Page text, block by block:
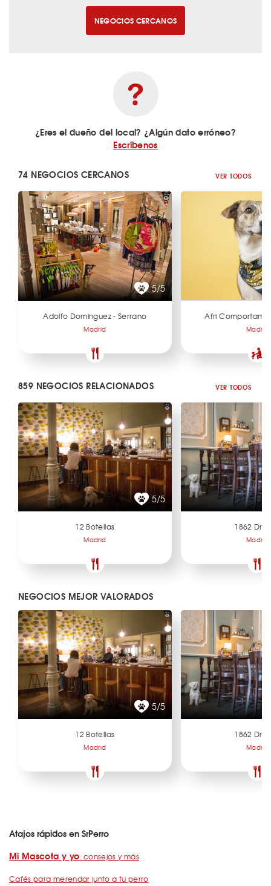
NEGOCIOS CERCANOS
¿Eres el dueño del local? ¿Algún dato erróneo?
Escríbenos
74 NEGOCIOS CERCANOS VER TODOS
5/5
Adolfo Dominguez - Serrano
Madrid
Afri
Madrid
859 NEGOCIOS RELACIONADOS VER TODOS
5/5
12 Botellas
Madrid
1862 Dry
Madrid
NEGOCIOS MEJOR VALORADOS
5/5
12 Botellas
Madrid
1862 Dry
Madrid
Atajos rápidos en SrPerro
Mi Mascota y yo: consejos y más
Cafés para merendar junto a tu perro